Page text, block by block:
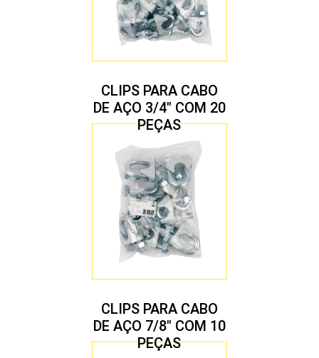
CLIPS PARA CABO
DE AÇO 3/4″ COM 20
PEÇAS
CLIPS PARA CABO
DE AÇO 7/8″ COM 10
PEÇAS